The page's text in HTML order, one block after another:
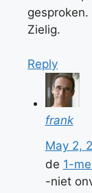
Zielig.
Reply
frank
May 2,
de 1-
-niet